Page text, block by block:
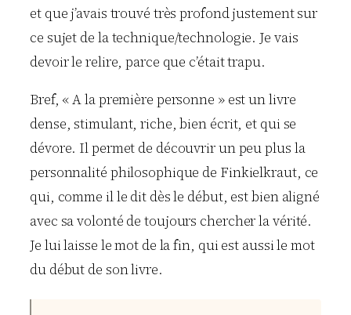
et que j’avais trouvé très profond justement sur
ce sujet de la technique/technologie. Je vais
devoir le relire, parce que c’était trapu.
Bref, « A la première personne » est un livre
dense, stimulant, riche, bien écrit, et qui se
dévore. Il permet de découvrir un peu plus la
personnalité philosophique de Finkielkraut, ce
qui, comme il le dit dès le début, est bien aligné
avec sa volonté de toujours chercher la vérité.
Je lui laisse le mot de la fin, qui est aussi le mot
du début de son livre.